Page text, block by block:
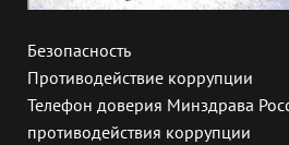
Безопасность
Противодействие коррупции
Телефон доверия Минздрава
противодействия коррупции